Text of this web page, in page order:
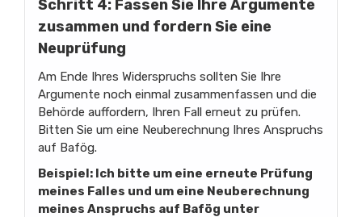
Schritt 4: Fassen Sie Ihre Argumente
zusammen und fordern Sie eine
Neuprüfung
Am Ende Ihres Widerspruchs sollten Sie Ihre
Argumente noch einmal zusammenfassen und die
Behörde auffordern, Ihren Fall erneut zu prüfen.
Bitten Sie um eine Neuberechnung Ihres Anspruchs
auf Bafög.
Beispiel: Ich bitte um eine erneute Prüfung
meines Falles und um eine Neuberechnung
meines Anspruchs auf Bafög unter